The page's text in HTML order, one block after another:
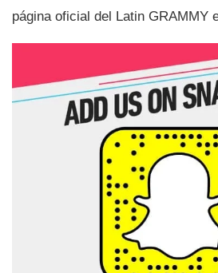
página oficial del Latin GRAMMY